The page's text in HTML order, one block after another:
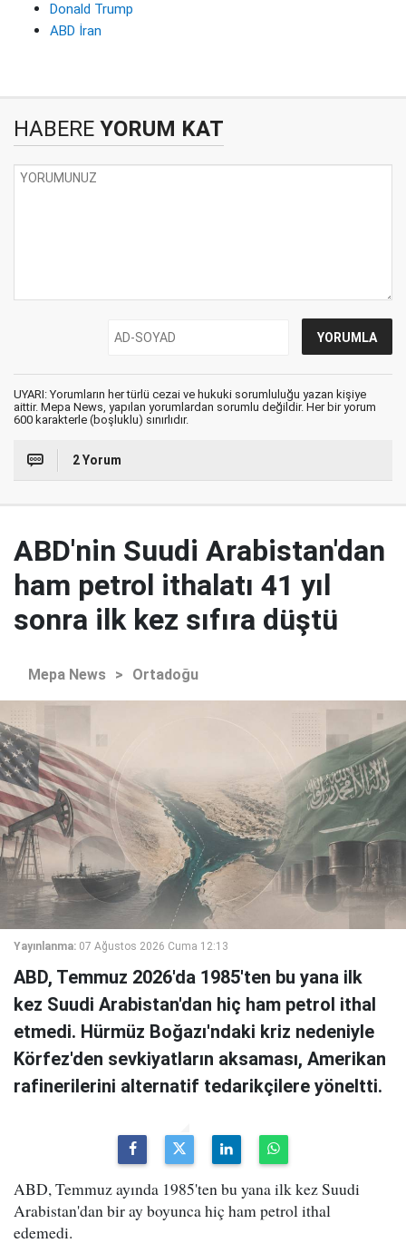
Donald Trump
ABD İran
HABERE YORUM KAT
UYARI: Yorumların her türlü cezai ve hukuki sorumluluğu yazan kişiye
aittir. Mepa News, yapılan yorumlardan sorumlu değildir. Her bir yorum
600 karakterle (boşluklu) sınırlıdır.
2 Yorum
ABD'nin Suudi Arabistan'dan
ham petrol ithalatı 41 yıl
sonra ilk kez sıfıra düştü
Mepa News > Ortadoğu
Yayınlanma: 07 Ağustos 2026 Cuma 12:13
ABD, Temmuz 2026'da 1985'ten bu yana ilk
kez Suudi Arabistan'dan hiç ham petrol ithal
etmedi. Hürmüz Boğazı'ndaki kriz nedeniyle
Körfez'den sevkiyatların aksaması, Amerikan
rafinerilerini alternatif tedarikçilere yöneltti.
ABD, Temmuz ayında 1985'ten bu yana ilk kez Suudi
Arabistan'dan bir ay boyunca hiç ham petrol ithal
edemedi.